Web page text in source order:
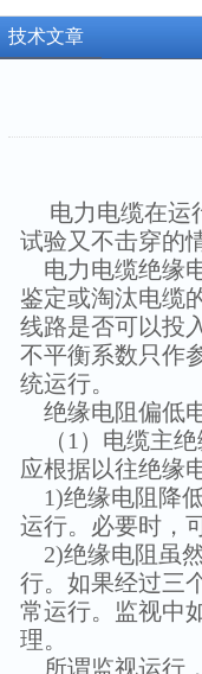
技术文章
电力电缆在运
试验又不击穿的
电力电缆绝缘
鉴定或淘汰电缆
线路是否可以投
不平衡系数只作
统运行。
绝缘电阻偏低
（1）电缆主绝
应根据以往绝缘
1)绝缘电阻降
运行。必要时，
2)绝缘电阻虽
行。如果经过三
常运行。监视中
理。
所谓监视运行